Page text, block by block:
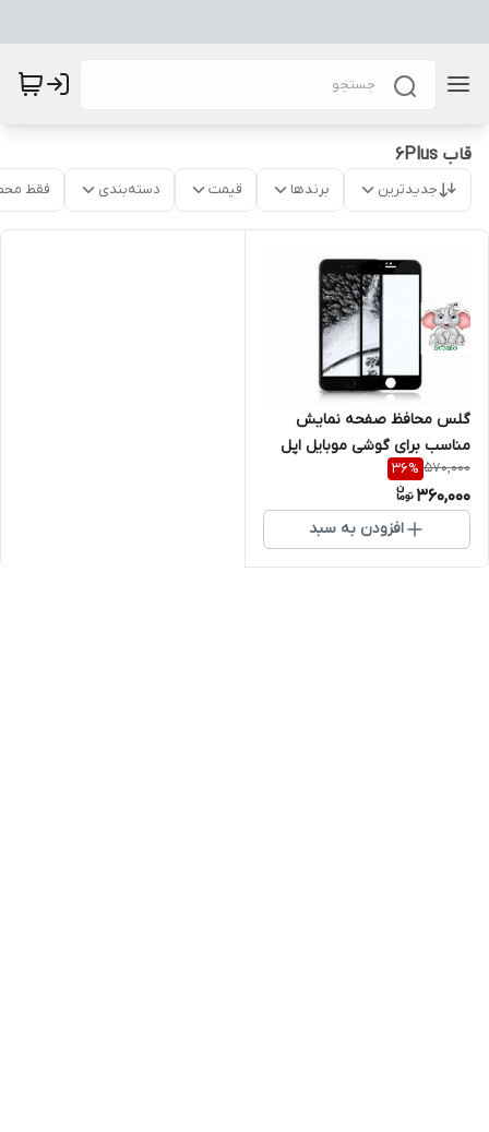
قاب 6Plus
جدیدترین برندها قیمت دسته‌بندی فقط
گلس محافظ صفحه نمایش
مناسب برای گوشی موبایل اپل
Iphone 6 Plus
570,000
36%
360,000
افزودن به سبد